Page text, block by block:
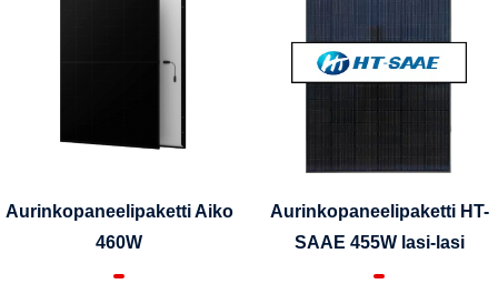
Aurinkopaneelipaketti Aiko
460W
Aurinkopaneelipaketti HT-
SAAE 455W lasi-lasi